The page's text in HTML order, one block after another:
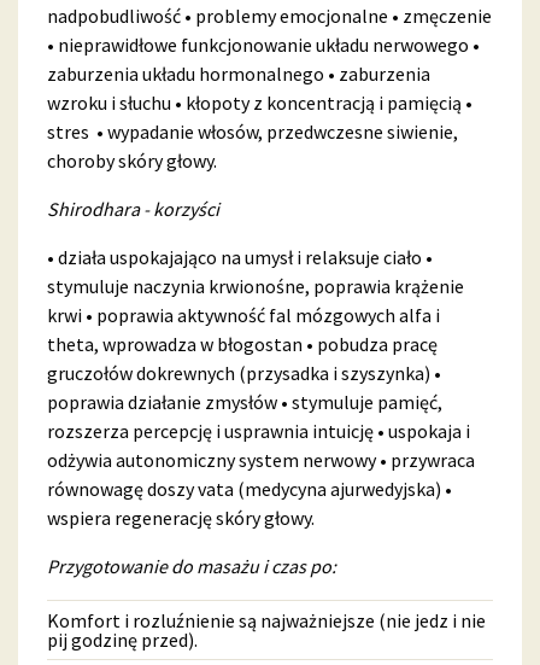
nadpobudliwość • problemy emocjonalne • zmęczenie
• nieprawidłowe funkcjonowanie układu nerwowego •
zaburzenia układu hormonalnego • zaburzenia
wzroku i słuchu • kłopoty z koncentracją i pamięcią •
stres • wypadanie włosów, przedwczesne siwienie,
choroby skóry głowy.
Shirodhara - korzyści
• działa uspokajająco na umysł i relaksuje ciało •
stymuluje naczynia krwionośne, poprawia krążenie
krwi • poprawia aktywność fal mózgowych alfa i
theta, wprowadza w błogostan • pobudza pracę
gruczołów dokrewnych (przysadka i szyszynka) •
poprawia działanie zmysłów • stymuluje pamięć,
rozszerza percepcję i usprawnia intuicję • uspokaja i
odżywia autonomiczny system nerwowy • przywraca
równowagę doszy vata (medycyna ajurwedyjska) •
wspiera regenerację skóry głowy.
Przygotowanie do masażu i czas po:
Komfort i rozluźnienie są najważniejsze (nie jedz i nie
pij godzinę przed).